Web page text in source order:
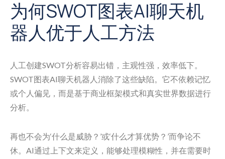
为何SWOT图表AI聊天机
器人优于人工方法
人工创建SWOT分析容易出错，主观性强，效率低下。
SWOT图表AI聊天机器人消除了这些缺陷。它不依赖记忆
或个人偏见，而是基于商业框架模式和真实世界数据进行
分析。
再也不会为‘什么是威胁？’或‘什么才算优势？’而争论不
休。AI通过上下文来定义，能够处理模糊性，并在需要时